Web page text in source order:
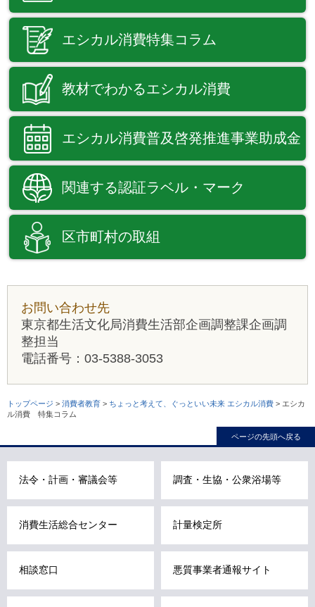
エシカル消費特集コラム
教材でわかるエシカル消費
エシカル消費普及啓発推進事業助成金
関連する認証ラベル・マーク
区市町村の取組
お問い合わせ先
東京都生活文化局消費生活部企画調整課企画調
整担当
電話番号：03-5388-3053
本
文
。
トップページ > 消費者教育 > ちょっと考えて、ぐっといい未来 エシカル消費 > エシカ
ル消費 特集コラム
ページの先頭へ戻る
法令・計画・審議会等 調査・生協・公衆浴場等
消費生活総合センター 計量検定所
相談窓口 悪質事業者通報サイト